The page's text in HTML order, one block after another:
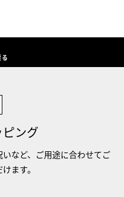
ング
など、ご用途に合わせてご
ます。